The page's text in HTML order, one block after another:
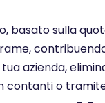
basato sulla
azienda,
contanti o